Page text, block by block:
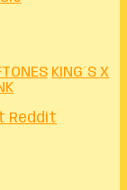
KING´S X
Reddit